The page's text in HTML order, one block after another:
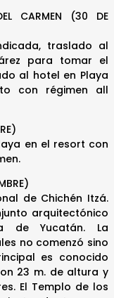
CARMEN (30 DE
traslado al
para tomar el
al hotel en Playa
con régimen all
en el resort con
de Chichén Itzá.
arquitectónico
Yucatán. La
no comenzó sino
es conocido
23 m. de altura y
El Templo de los